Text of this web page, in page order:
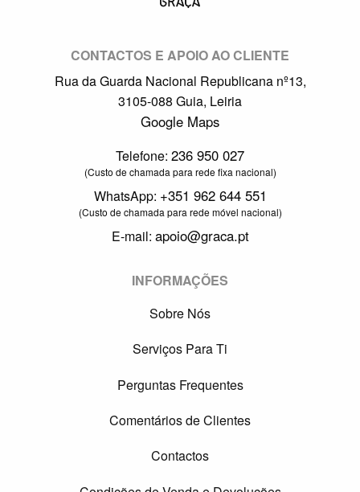
CONTACTOS E APOIO AO CLIENTE
Rua da Guarda Nacional Republicana nº13,
3105-088 Guia, Leiria
Google Maps
Telefone: 236 950 027
(Custo de chamada para rede fixa nacional)
WhatsApp: +351 962 644 551
(Custo de chamada para rede móvel nacional)
E-mail: apoio@graca.pt
INFORMAÇÕES
Sobre Nós
Serviços Para Ti
Perguntas Frequentes
Comentários de Clientes
Contactos